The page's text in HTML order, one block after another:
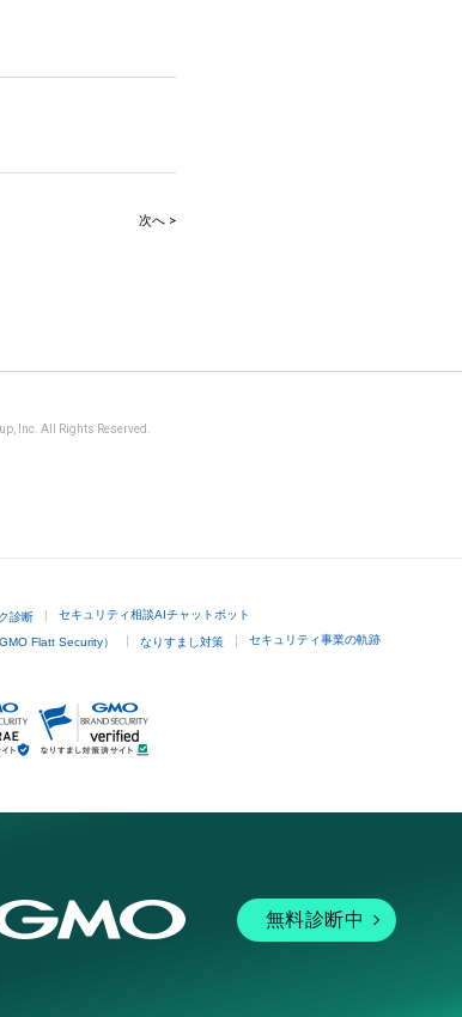
次へ >
Inc. All Rights Reserved.
診断 セキュリティ相談AIチャットボット
Flatt Security） なりすまし対策 セキュリティ事業の軌跡
無料診断中